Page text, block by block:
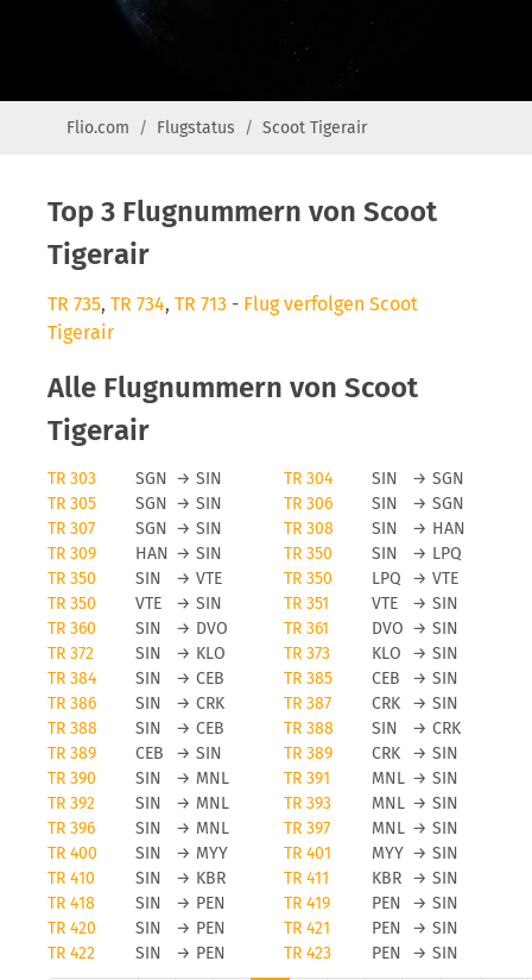
Flio.com Flugstatus Scoot Tigerair
Top 3 Flugnummern von Scoot
Tigerair
TR 735, TR 734, TR 713 - Flug verfolgen Scoot
Tigerair
Alle Flugnummern von Scoot
Tigerair
TR 303 SGN → SIN TR 304 SIN → SGN
TR 305
SGN → SIN TR 306 SIN → SGN
TR 307
SGN → SIN TR 308 SIN → HAN
TR 309
HAN → SIN TR 350 SIN → LPQ
TR 350
SIN → VTE TR 350 LPQ → VTE
TR 350
VTE → SIN TR 351 VTE → SIN
TR 360
SIN → DVO TR 361 DVO → SIN
TR 372
SIN → KLO TR 373 KLO → SIN
TR 384
SIN → CEB TR 385 CEB → SIN
TR 386
SIN → CRK TR 387 CRK → SIN
TR 388
SIN → CEB TR 388 SIN → CRK
TR 389
CEB → SIN TR 389 CRK → SIN
TR 390
SIN → MNL TR 391 MNL → SIN
TR 392
SIN → MNL TR 393 MNL → SIN
TR 396
SIN → MNL TR 397 MNL → SIN
TR 400
SIN → MYY TR 401 MYY → SIN
TR 410
SIN → KBR TR 411 KBR → SIN
TR 418
SIN → PEN TR 419 PEN → SIN
TR 420
SIN → PEN TR 421 PEN → SIN
TR 422
SIN → PEN TR 423 PEN → SIN